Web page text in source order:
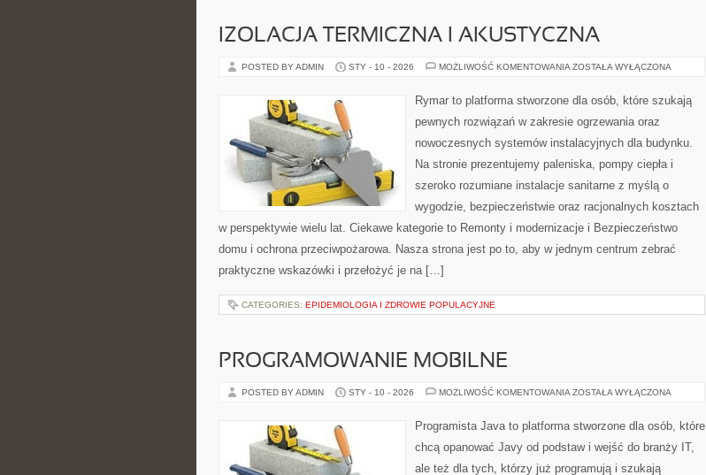
IZOLACJA TERMICZNA I AKUSTYCZNA
POSTED BY ADMIN STY - 10 - 2026 MOŻLIWOŚĆ KOMENTOWANIA IZOLACJA
AKUSTYCZNA
ZOSTAŁA WYŁĄCZONA
Rymar to platforma stworzone dla osób, które szukają
pewnych rozwiązań w zakresie ogrzewania oraz
nowoczesnych systemów instalacyjnych dla budynku.
Na stronie prezentujemy paleniska, pompy ciepła i
szeroko rozumiane instalacje sanitarne z myślą o
wygodzie, bezpieczeństwie oraz racjonalnych kosztach
w perspektywie wielu lat. Ciekawe kategorie to Remonty i modernizacje i Bezpieczeństwo
domu i ochrona przeciwpożarowa. Nasza strona jest po to, aby w jednym centrum zebrać
praktyczne wskazówki i przełożyć je na […]
CATEGORIES: EPIDEMIOLOGIA I ZDROWIE POPULACYJNE
PROGRAMOWANIE MOBILNE
POSTED BY ADMIN STY - 10 - 2026 MOŻLIWOŚĆ KOMENTOWANIA PROGRAMOWANIE
ZOSTAŁA WYŁĄCZONA
Programista Java to platforma stworzone dla osób, które
chcą opanować Javy od podstaw i wejść do branży IT,
ale też dla tych, którzy już programują i szukają